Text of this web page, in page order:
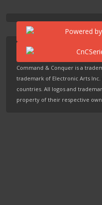
Command & Conquer is a
trademark of Electronic Arts
countries. All logos and
property of their respective